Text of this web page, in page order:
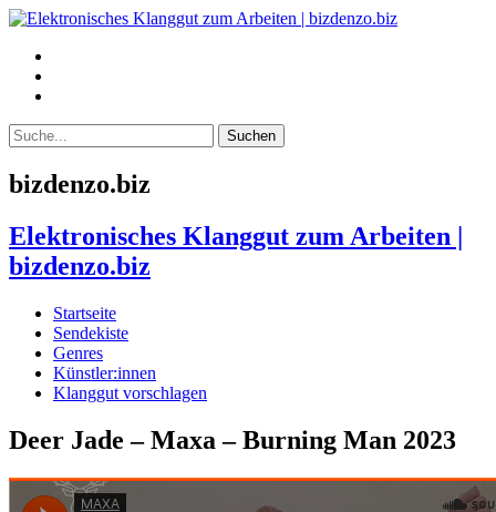
bizdenzo.biz
Elektronisches Klanggut zum Arbeiten |
bizdenzo.biz
Startseite
Sendekiste
Genres
Künstler:innen
Klanggut vorschlagen
Deer Jade – Maxa – Burning Man 2023